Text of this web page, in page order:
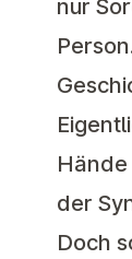
nur
der
Doch